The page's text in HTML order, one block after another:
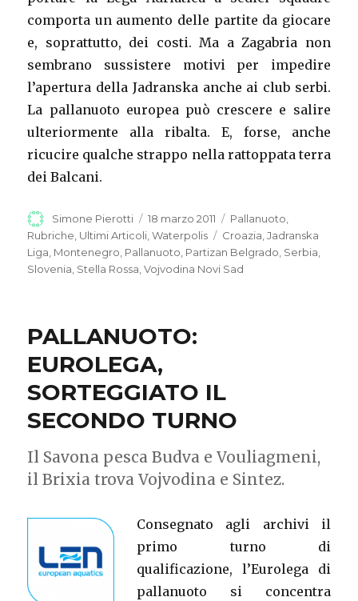
comporta un aumento delle partite da giocare
e, soprattutto, dei costi. Ma a Zagabria non
sembrano sussistere motivi per impedire
l’apertura della Jadranska anche ai club serbi.
La pallanuoto europea può crescere e salire
ulteriormente alla ribalta. E, forse, anche
ricucire qualche strappo nella rattoppata terra
dei Balcani.
Autore
Simone Pierotti
Pubblicato
il
18 marzo 2011 Categorie
Pallanuoto
Rubriche Ultimi Articoli ,Waterpolis Tag
Croazia ,Jadranska
Liga Montenegro Pallanuoto Partizan Belgrado Serbia
Slovenia Stella Rossa ,Vojvodina Novi Sad
PALLANUOTO:
EUROLEGA,
SORTEGGIATO IL
SECONDO TURNO
Il Savona pesca Budva e Vouliagmeni,
il Brixia trova Vojvodina e Sintez.
Consegnato agli archivi il
primo turno di
qualificazione, l’Eurolega di
pallanuoto si concentra